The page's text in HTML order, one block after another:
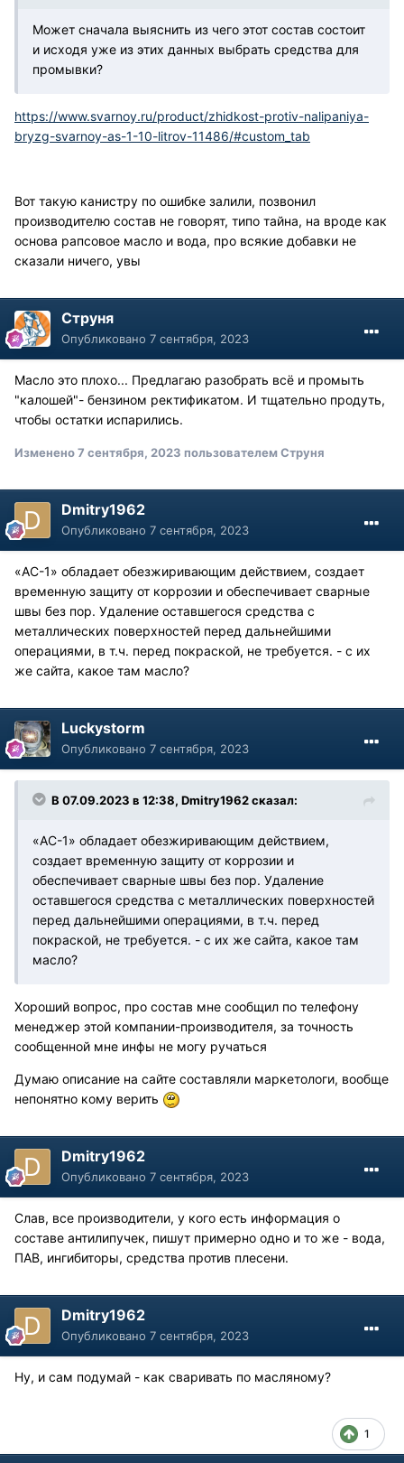
Может сначала выяснить из чего этот состав состоит
и исходя уже из этих данных выбрать средства для
промывки?
https://www.svarnoy.ru/product/zhidkost-protiv-nalipaniya-
bryzg-svarnoy-as-1-10-litrov-11486/#custom_tab
Вот такую канистру по ошибке залили, позвонил
производителю состав не говорят, типо тайна, на вроде как
основа рапсовое масло и вода, про всякие добавки не
сказали ничего, увы
Струня
Опубликовано 7 сентября, 2023
Масло это плохо... Предлагаю разобрать всё и промыть
"калошей"- бензином ректификатом. И тщательно продуть,
чтобы остатки испарились.
Изменено7 сентября, 2023 пользователем Струня
Dmitry1962
Опубликовано 7 сентября, 2023
«АС-1» обладает обезжиривающим действием, создает
временную защиту от коррозии и обеспечивает сварные
швы без пор. Удаление оставшегося средства с
металлических поверхностей перед дальнейшими
операциями, в т.ч. перед покраской, не требуется. - с их
же сайта, какое там масло?
Luckystorm
Опубликовано 7 сентября, 2023
В 07.09.2023 в 12:38, Dmitry1962сказал:
«АС-1» обладает обезжиривающим действием,
создает временную защиту от коррозии и
обеспечивает сварные швы без пор. Удаление
оставшегося средства с металлических поверхностей
перед дальнейшими операциями, в т.ч. перед
покраской, не требуется. - с их же сайта, какое там
масло?
Хороший вопрос, про состав мне сообщил по телефону
менеджер этой компании-производителя, за точность
сообщенной мне инфы не могу ручаться
Думаю описание на сайте составляли маркетологи, вообще
непонятно кому верить
Dmitry1962
Опубликовано 7 сентября, 2023
Слав, все производители, у кого есть информация о
составе антилипучек, пишут примерно одно и то же - вода,
ПАВ, ингибиторы, средства против плесени.
Dmitry1962
Опубликовано 7 сентября, 2023
Ну, и сам подумай - как сваривать по масляному?
1